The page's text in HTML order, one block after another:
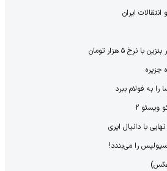
ایران
جزیره
را به فولام ببرد
با دانیال ایری
را می‌بندد!